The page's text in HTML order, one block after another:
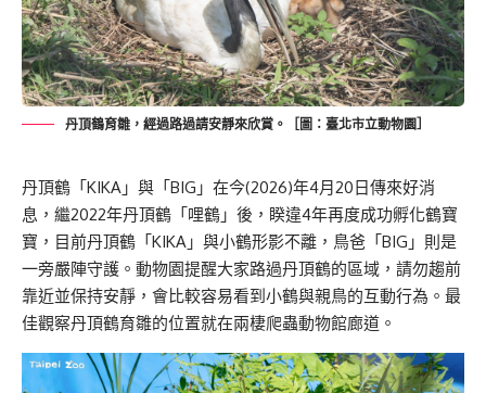
丹頂鶴育雛，經過路過請安靜來欣賞。［圖：臺北市立動物園］
丹頂鶴「KIKA」與「BIG」在今(2026)年4月20日傳來好消
息，繼2022年丹頂鶴「哩鶴」後，睽違4年再度成功孵化鶴寶
寶，目前丹頂鶴「KIKA」與小鶴形影不離，鳥爸「BIG」則是
一旁嚴陣守護。動物園提醒大家路過丹頂鶴的區域，請勿趨前
靠近並保持安靜，會比較容易看到小鶴與親鳥的互動行為。最
佳觀察丹頂鶴育雛的位置就在兩棲爬蟲動物館廊道。